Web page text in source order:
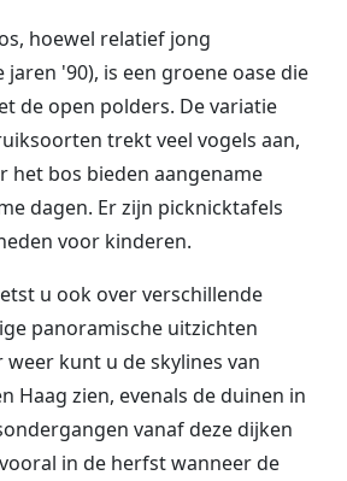
hoewel relatief jong
'90), is een groene oase die
de open polders. De variatie
trekt veel vogels aan,
het bos bieden aangename
dagen. Er zijn picknicktafels
voor kinderen.
u ook over verschillende
panoramische uitzichten
weer kunt u de skylines van
Haag zien, evenals de duinen in
vanaf deze dijken
in de herfst wanneer de